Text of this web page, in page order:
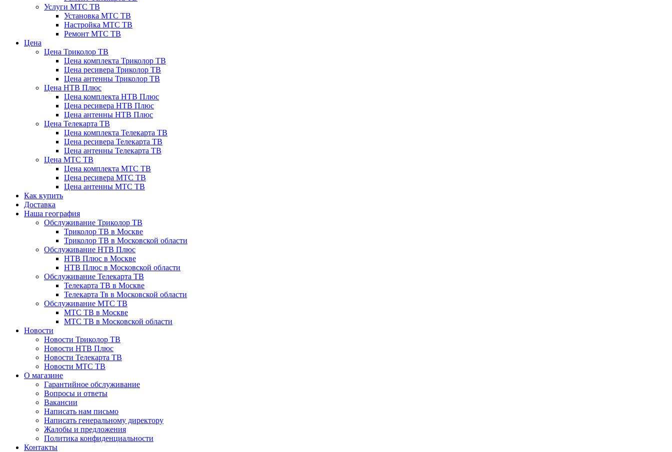
Услуги МТС ТВ
Установка МТС ТВ
Настройка МТС ТВ
Ремонт МТС ТВ
Цена
Цена Триколор ТВ
Цена комплекта Триколор ТВ
Цена ресивера Триколор ТВ
Цена антенны Триколор ТВ
Цена НТВ Плюс
Цена комплекта НТВ Плюс
Цена ресивера НТВ Плюс
Цена антенны НТВ Плюс
Цена Телекарта ТВ
Цена комплекта Телекарта ТВ
Цена ресивера Телекарта ТВ
Цена антенны Телекарта ТВ
Цена МТС ТВ
Цена комплекта МТС ТВ
Цена ресивера МТС ТВ
Цена антенны МТС ТВ
Как купить
Доставка
Наша география
Обслуживание Триколор ТВ
Триколор ТВ в Москве
Триколор ТВ в Московской области
Обслуживание НТВ Плюс
НТВ Плюс в Москве
НТВ Плюс в Московской области
Обслуживание Телекарта ТВ
Телекарта ТВ в Москве
Телекарта Тв в Московской области
Обслуживание МТС ТВ
МТС ТВ в Москве
МТС ТВ в Московской области
Новости
Новости Триколор ТВ
Новости НТВ Плюс
Новости Телекарта ТВ
Новости МТС ТВ
О магазине
Гарантийное обслуживание
Вопросы и ответы
Вакансии
Написать нам письмо
Написать генеральному директору
Жалобы и предложения
Политика конфиденциальности
Контакты